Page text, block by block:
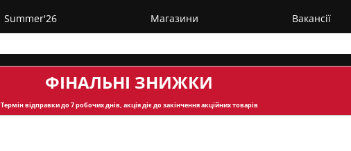
Summer'26 Магазини Вакансії
ФІНАЛЬНІ ЗНИЖКИ
Термін відправкидо 7 робочих днів, акція діє до закінчення акційних товарів